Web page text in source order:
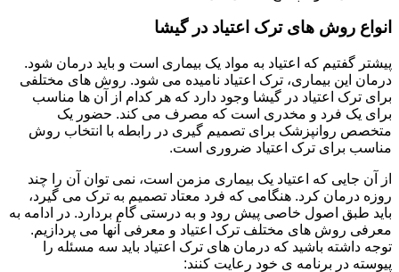
انواع روش های ترک اعتیاد در گیشا
پیشتر گفتیم که اعتیاد به مواد یک بیماری است و باید درمان شود.
درمان این بیماری، ترک اعتیاد نامیده می شود. روش های مختلفی
برای ترک اعتیاد در گیشا وجود دارد که هر کدام از آن ها مناسب
برای یک فرد و مخدری است که مصرف می کند. حضور یک
متخصص روانپزشک برای تصمیم گیری در رابطه با انتخاب روش
مناسب برای ترک اعتیاد ضروری است.
از آن جایی که اعتیاد یک بیماری مزمن است، نمی توان آن را چند
روزه درمان کرد. هنگامی که فرد معتاد تصمیم به ترک می گیرد،
باید طبق اصول خاصی پیش رود و به درستی گام بردارد. در ادامه به
معرفی روش های مختلف ترک اعتیاد و معرفی آنها می پردازیم.
توجه داشته باشید که درمان های ترک اعتیاد باید سه مسئله را
پیوسته در برنامه ی خود رعایت کنند: